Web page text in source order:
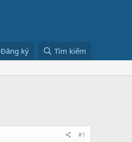
Đăng ký Tìm kiếm
#1